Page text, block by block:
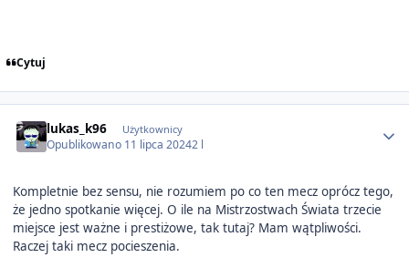
Cytuj
lukas_k96 Użytkownicy
Opublikowano 11 lipca 20242 l
Kompletnie bez sensu, nie rozumiem po co ten mecz oprócz tego,
że jedno spotkanie więcej. O ile na Mistrzostwach Świata trzecie
miejsce jest ważne i prestiżowe, tak tutaj? Mam wątpliwości.
Raczej taki mecz pocieszenia.